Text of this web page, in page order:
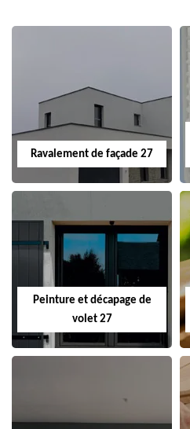
Ravalement de façade 27
Peinture et décapage de
volet 27